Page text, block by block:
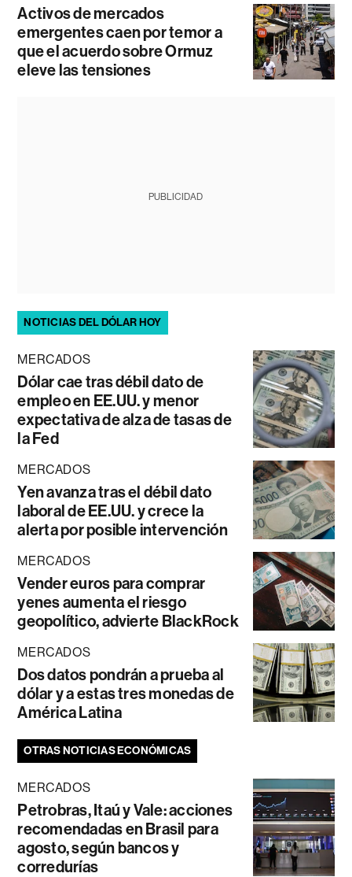
Activos de mercados
emergentes caen por temor a
que el acuerdo sobre Ormuz
eleve las tensiones
PUBLICIDAD
NOTICIAS DEL DÓLAR HOY
MERCADOS
Dólar cae tras débil dato de
empleo en EE.UU. y menor
expectativa de alza de tasas de
la Fed
MERCADOS
Yen avanza tras el débil dato
laboral de EE.UU. y crece la
alerta por posible intervención
MERCADOS
Vender euros para comprar
yenes aumenta el riesgo
geopolítico, advierte BlackRock
MERCADOS
Dos datos pondrán a prueba al
dólar y a estas tres monedas de
América Latina
OTRAS NOTICIAS ECONÓMICAS
MERCADOS
Petrobras, Itaú y Vale: acciones
recomendadas en Brasil para
agosto, según bancos y
corredurías